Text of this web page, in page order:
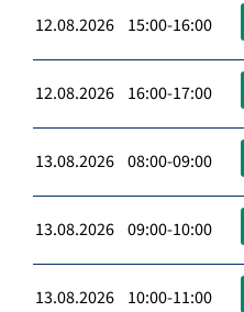
12.08.2026 15:00-16:00
12.08.2026 16:00-17:00
13.08.2026 08:00-09:00
13.08.2026 09:00-10:00
13.08.2026 10:00-11:00